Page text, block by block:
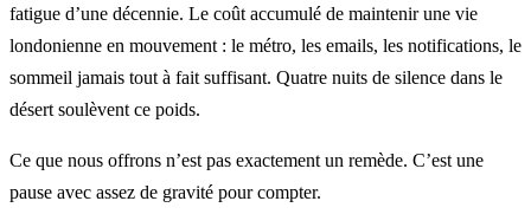
fatigue d’une décennie. Le coût accumulé de maintenir une vie
londonienne en mouvement : le métro, les emails, les notifications, le
sommeil jamais tout à fait suffisant. Quatre nuits de silence dans le
désert soulèvent ce poids.
Ce que nous offrons n’est pas exactement un remède. C’est une
pause avec assez de gravité pour compter.